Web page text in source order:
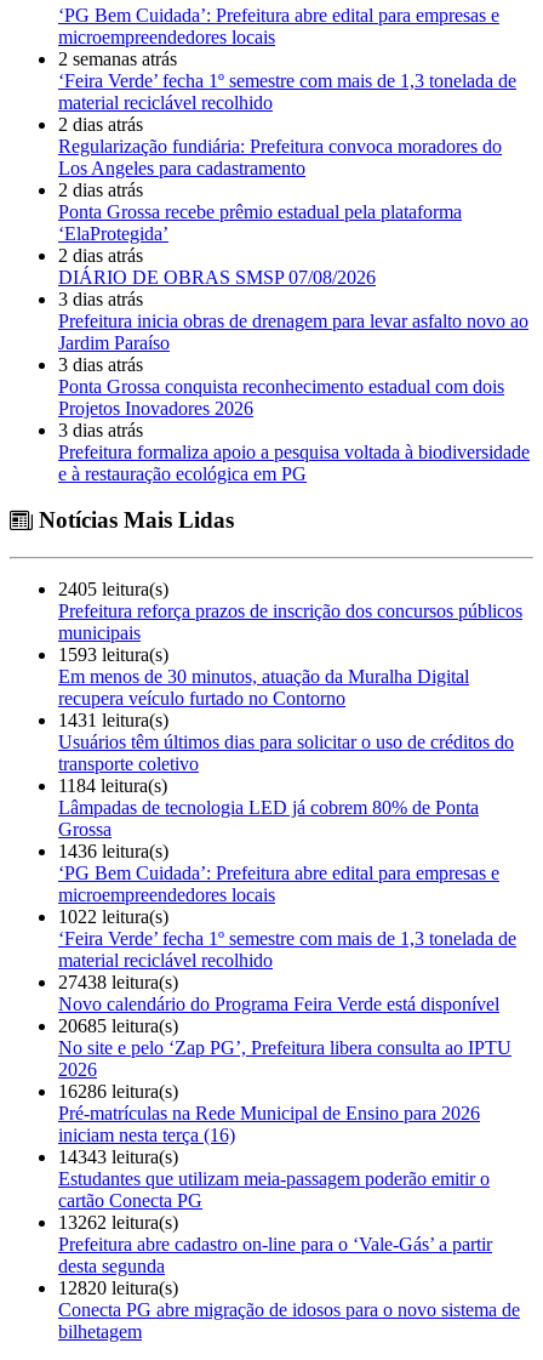
‘PG Bem Cuidada’: Prefeitura abre edital para empresas e
microempreendedores locais
2 semanas atrás
‘Feira Verde’ fecha 1º semestre com mais de 1,3 tonelada de
material reciclável recolhido
2 dias atrás
Regularização fundiária: Prefeitura convoca moradores do
Los Angeles para cadastramento
2 dias atrás
Ponta Grossa recebe prêmio estadual pela plataforma
‘ElaProtegida’
2 dias atrás
DIÁRIO DE OBRAS SMSP 07/08/2026
3 dias atrás
Prefeitura inicia obras de drenagem para levar asfalto novo ao
Jardim Paraíso
3 dias atrás
Ponta Grossa conquista reconhecimento estadual com dois
Projetos Inovadores 2026
3 dias atrás
Prefeitura formaliza apoio a pesquisa voltada à biodiversidade
e à restauração ecológica em PG
Notícias Mais Lidas
2405 leitura(s)
Prefeitura reforça prazos de inscrição dos concursos públicos
municipais
1593 leitura(s)
Em menos de 30 minutos, atuação da Muralha Digital
recupera veículo furtado no Contorno
1431 leitura(s)
Usuários têm últimos dias para solicitar o uso de créditos do
transporte coletivo
1184 leitura(s)
Lâmpadas de tecnologia LED já cobrem 80% de Ponta
Grossa
1436 leitura(s)
‘PG Bem Cuidada’: Prefeitura abre edital para empresas e
microempreendedores locais
1022 leitura(s)
‘Feira Verde’ fecha 1º semestre com mais de 1,3 tonelada de
material reciclável recolhido
27438 leitura(s)
Novo calendário do Programa Feira Verde está disponível
20685 leitura(s)
No site e pelo ‘Zap PG’, Prefeitura libera consulta ao IPTU
2026
16286 leitura(s)
Pré-matrículas na Rede Municipal de Ensino para 2026
iniciam nesta terça (16)
14343 leitura(s)
Estudantes que utilizam meia-passagem poderão emitir o
cartão Conecta PG
13262 leitura(s)
Prefeitura abre cadastro on-line para o ‘Vale-Gás’ a partir
desta segunda
12820 leitura(s)
Conecta PG abre migração de idosos para o novo sistema de
bilhetagem